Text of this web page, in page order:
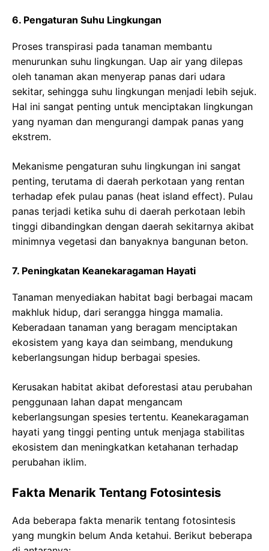
6. Pengaturan Suhu Lingkungan
Proses transpirasi pada tanaman membantu
menurunkan suhu lingkungan. Uap air yang dilepas
oleh tanaman akan menyerap panas dari udara
sekitar, sehingga suhu lingkungan menjadi lebih sejuk.
Hal ini sangat penting untuk menciptakan lingkungan
yang nyaman dan mengurangi dampak panas yang
ekstrem.
Mekanisme pengaturan suhu lingkungan ini sangat
penting, terutama di daerah perkotaan yang rentan
terhadap efek pulau panas (heat island effect). Pulau
panas terjadi ketika suhu di daerah perkotaan lebih
tinggi dibandingkan dengan daerah sekitarnya akibat
minimnya vegetasi dan banyaknya bangunan beton.
7. Peningkatan Keanekaragaman Hayati
Tanaman menyediakan habitat bagi berbagai macam
makhluk hidup, dari serangga hingga mamalia.
Keberadaan tanaman yang beragam menciptakan
ekosistem yang kaya dan seimbang, mendukung
keberlangsungan hidup berbagai spesies.
Kerusakan habitat akibat deforestasi atau perubahan
penggunaan lahan dapat mengancam
keberlangsungan spesies tertentu. Keanekaragaman
hayati yang tinggi penting untuk menjaga stabilitas
ekosistem dan meningkatkan ketahanan terhadap
perubahan iklim.
Fakta Menarik Tentang Fotosintesis
Ada beberapa fakta menarik tentang fotosintesis
yang mungkin belum Anda ketahui. Berikut beberapa